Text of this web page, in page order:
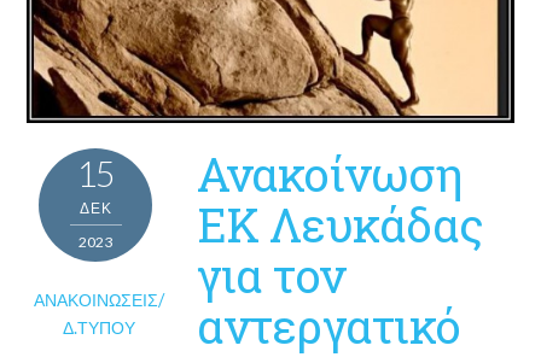
15
ΔΕΚ
2023
ΑΝΑΚΟΙΝΏΣΕΙΣ/
Δ.ΤΎΠΟΥ
Ανακοίνωση
ΕΚ Λευκάδας
για τον
αντεργατικό